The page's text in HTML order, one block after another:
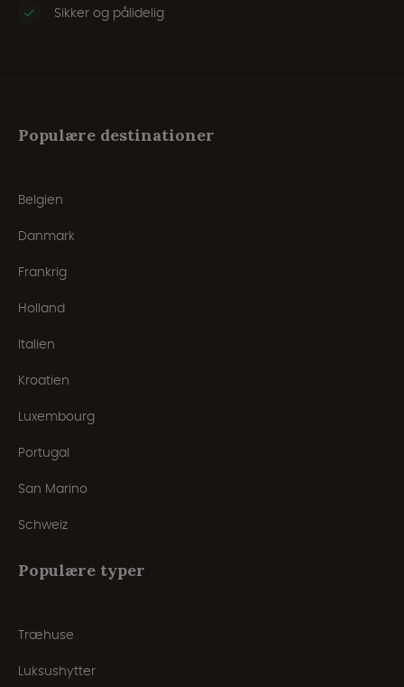
Sikker og pålidelig
Populære destinationer
Belgien
Danmark
Frankrig
Holland
Italien
Kroatien
Luxembourg
Portugal
San Marino
Schweiz
Populære typer
Træhuse
Luksushytter